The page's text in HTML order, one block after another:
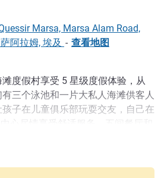
Marsa, Marsa Alam Road,
阿拉姆, 埃及 - 查看地图
度假村享受 5 星级度假体验，从
三个泳池和一片大私人海滩供客人
子在儿童俱乐部玩耍交友，自己在
的客房中享用我们的精致美食。